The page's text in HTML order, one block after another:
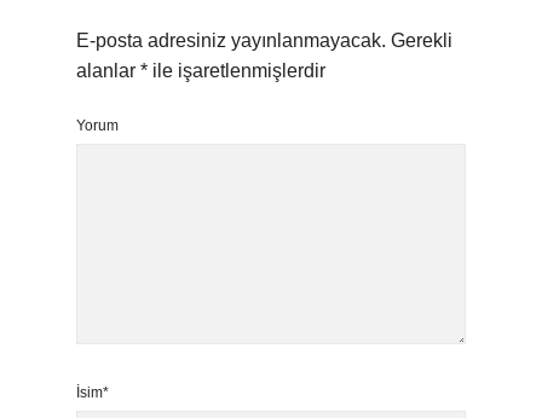
E-posta adresiniz yayınlanmayacak. Gerekli
alanlar * ile işaretlenmişlerdir
Yorum
İsim*